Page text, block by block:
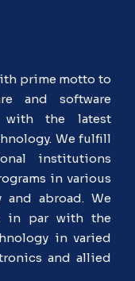
prime motto to
and software
the latest
We fulfill
institutions
in various
abroad. We
in par with the
in varied
and allied